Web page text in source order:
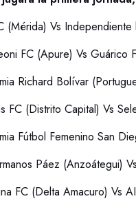
(Mérida) Vs Independiente
FC (Apure) Vs Guárico
Richard Bolívar
FC (Distrito Capital) Vs
Fútbol Femenino San
Páez (Anzoátegui)
FC (Delta Amacuro) Vs